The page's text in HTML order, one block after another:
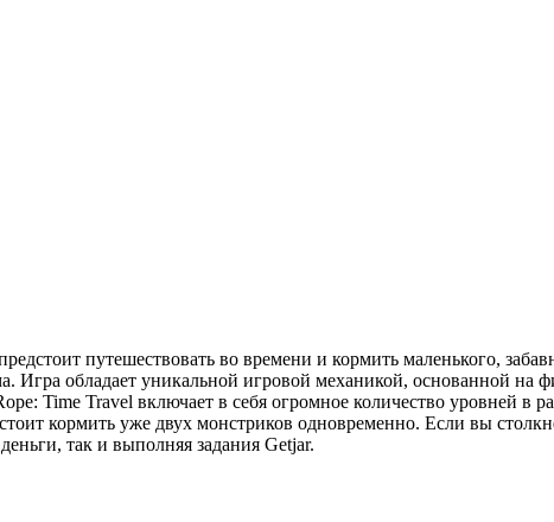
путешествовать во времени и кормить маленького,
обладает уникальной игровой механикой, основанной на
Time Travel включает в себя огромное количество уровней в
кормить уже двух монстриков одновременно. Если вы
так и выполняя задания Getjar.